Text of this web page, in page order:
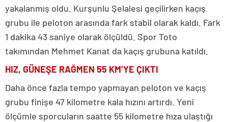
yakalanmış oldu. Kurşunlu Şelalesi geçilirken kaçış
grubu ile peloton arasında fark stabil olarak kaldı. Fark
1 dakika 43 saniye olarak ölçüldü. Spor Toto
takımından Mehmet Kanat da kaçış grubuna katıldı.
HIZ, GÜNEŞE RAĞMEN 55 KM’YE ÇIKTI
Daha önce fazla tempo yapmayan peloton ve kaçış
grubu finişe 47 kilometre kala hızını artırdı. Yeni
ölçümle sporcuların saatte 55 kilometre hıza ulaştığı